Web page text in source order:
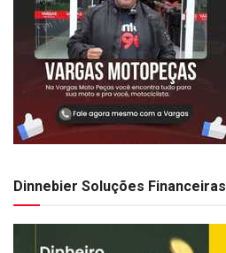
Dinnebier Soluções Financeiras